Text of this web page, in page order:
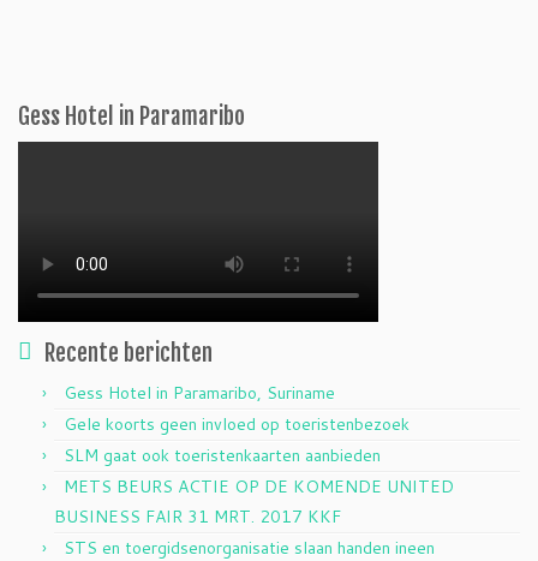
Gess Hotel in Paramaribo
Recente berichten
Gess Hotel in Paramaribo, Suriname
Gele koorts geen invloed op toeristenbezoek
SLM gaat ook toeristenkaarten aanbieden
METS BEURS ACTIE OP DE KOMENDE UNITED
BUSINESS FAIR 31 MRT. 2017 KKF
STS en toergidsenorganisatie slaan handen ineen